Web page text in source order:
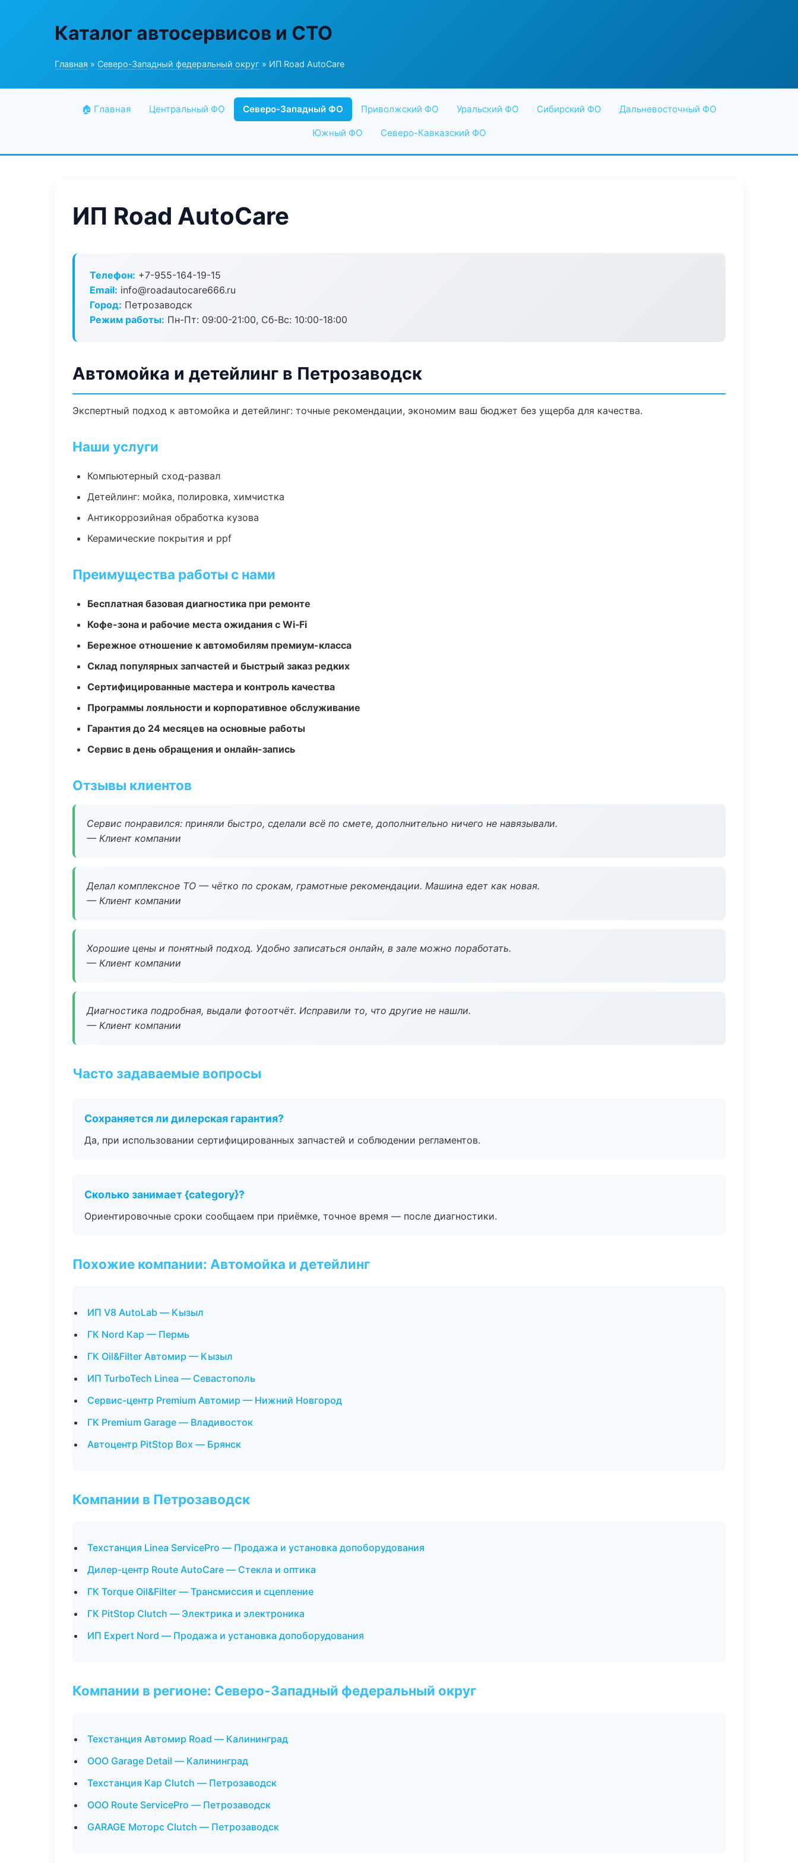
Каталог автосервисов и СТО
Главная » Северо-Западный федеральный округ » ИП Road AutoCare
🏠 Главная Центральный ФО Северо-Западный ФО Приволжский ФО Уральский ФО Сибирский ФО Дальневосточный ФО
Южный ФО Северо-Кавказский ФО
ИП Road AutoCare
Телефон: +7-955-164-19-15
Email: info@roadautocare666.ru
Город: Петрозаводск
Режим работы: Пн-Пт: 09:00-21:00, Сб-Вс: 10:00-18:00
Автомойка и детейлинг в Петрозаводск
Экспертный подход к автомойка и детейлинг: точные рекомендации, экономим ваш бюджет без ущерба для качества.
Наши услуги
Компьютерный сход-развал
Детейлинг: мойка, полировка, химчистка
Антикоррозийная обработка кузова
Керамические покрытия и ppf
Преимущества работы с нами
Бесплатная базовая диагностика при ремонте
Кофе-зона и рабочие места ожидания с Wi‑Fi
Бережное отношение к автомобилям премиум-класса
Склад популярных запчастей и быстрый заказ редких
Сертифицированные мастера и контроль качества
Программы лояльности и корпоративное обслуживание
Гарантия до 24 месяцев на основные работы
Сервис в день обращения и онлайн-запись
Отзывы клиентов
Сервис понравился: приняли быстро, сделали всё по смете, дополнительно ничего не навязывали.
— Клиент компании
Делал комплексное ТО — чётко по срокам, грамотные рекомендации. Машина едет как новая.
— Клиент компании
Хорошие цены и понятный подход. Удобно записаться онлайн, в зале можно поработать.
— Клиент компании
Диагностика подробная, выдали фотоотчёт. Исправили то, что другие не нашли.
— Клиент компании
Часто задаваемые вопросы
Сохраняется ли дилерская гарантия?
Да, при использовании сертифицированных запчастей и соблюдении регламентов.
Сколько занимает {category}?
Ориентировочные сроки сообщаем при приёмке, точное время — после диагностики.
Похожие компании: Автомойка и детейлинг
ИП V8 AutoLab — Кызыл
ГК Nord Кар — Пермь
ГК Oil&Filter Автомир — Кызыл
ИП TurboTech Linea — Севастополь
Сервис-центр Premium Автомир — Нижний Новгород
ГК Premium Garage — Владивосток
Автоцентр PitStop Box — Брянск
Компании в Петрозаводск
Техстанция Linea ServicePro — Продажа и установка допоборудования
Дилер-центр Route AutoCare — Стекла и оптика
ГК Torque Oil&Filter — Трансмиссия и сцепление
ГК PitStop Clutch — Электрика и электроника
ИП Expert Nord — Продажа и установка допоборудования
Компании в регионе: Северо-Западный федеральный округ
Техстанция Автомир Road — Калининград
ООО Garage Detail — Калининград
Техстанция Кар Clutch — Петрозаводск
ООО Route ServicePro — Петрозаводск
GARAGE Моторс Clutch — Петрозаводск